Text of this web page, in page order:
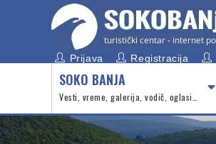
Prijava Registracija
SOKO BANJA
Vesti, vreme, galerija, vodič, oglasi…